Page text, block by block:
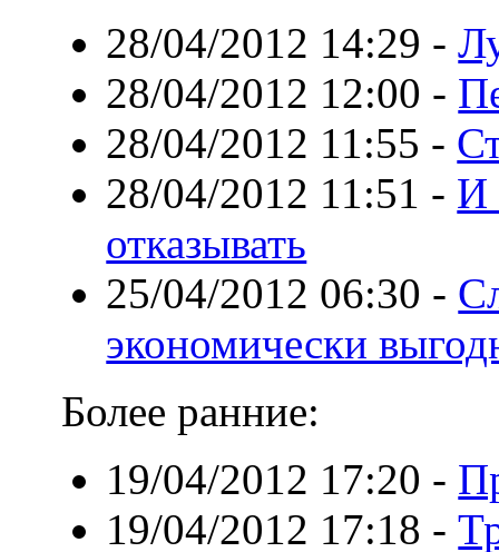
28/04/2012 14:29 -
28/04/2012 12:00 -
28/04/2012 11:55 -
28/04/2012 11:51 - И
отказывать
25/04/2012 06:30 -
экономически
Более ранние:
19/04/2012 17:20 -
19/04/2012 17:18 -